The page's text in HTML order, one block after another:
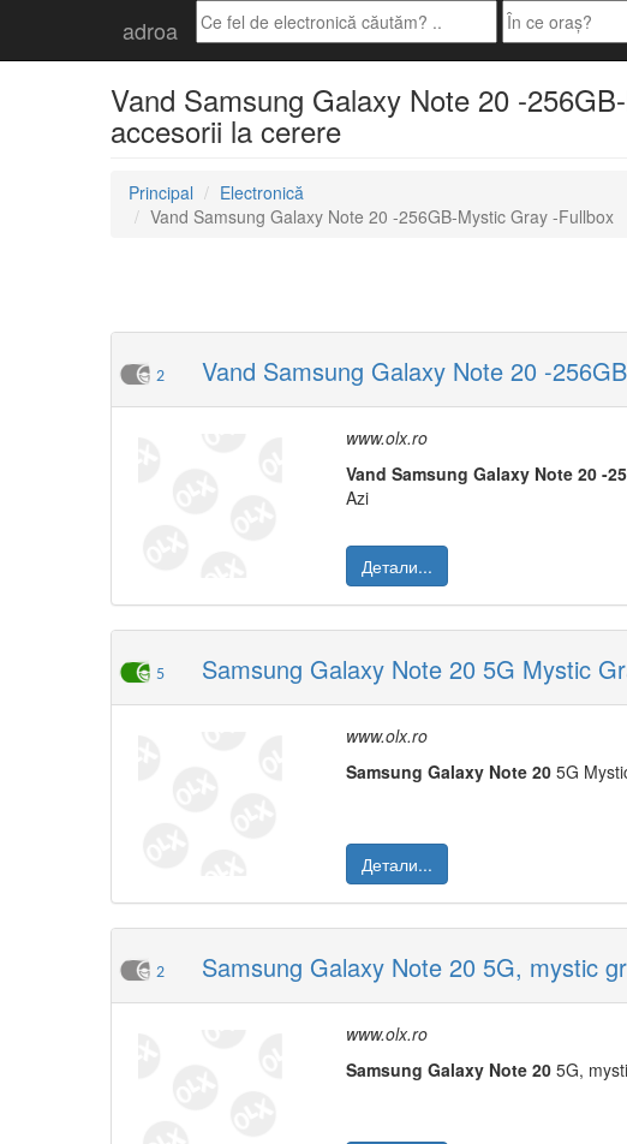
adroa
Vand Samsung Galaxy Note 20 -
accesorii la cerere
Principal
Electronică
Vand Samsung Galaxy Note 20 -256GB-Mystic Gray -Fullbox
2 Vand Samsung Galaxy Note 20 -
www.olx.ro
Vand Samsung Galaxy Note 20 -
Azi
Детали...
5 Samsung Galaxy Note 20 5G Mystic
www.olx.ro
Samsung Galaxy Note 20 5G
Детали...
2 Samsung Galaxy Note 20 5G, mystic
www.olx.ro
Samsung Galaxy Note 20 5G,